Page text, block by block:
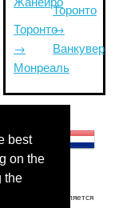
best
on the
the
Торонто
→
Монреаль
Торонто
→
Ванкувер
этом сайте, является